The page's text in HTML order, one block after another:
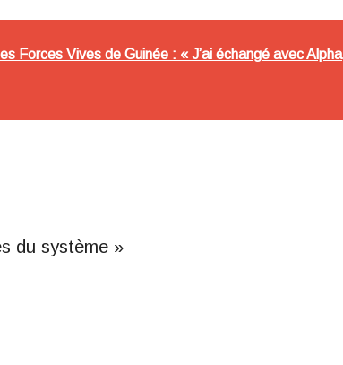
Forces Vives de Guinée : « J’ai échangé avec Alpha
du système »